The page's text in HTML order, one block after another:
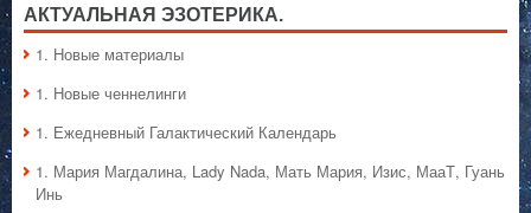
Семени
АКТУАЛЬНАЯ ЭЗОТЕРИКА.
1. Hовые материалы
1. Hовые ченнелинги
1. Ежедневный Галактический Календарь
1. Мария Магдалина, Lady Nada, Мать Мария, Изис, МааТ, Гуань
Инь